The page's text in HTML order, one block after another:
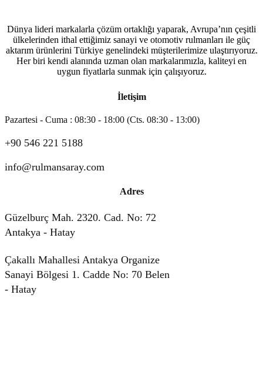
Dünya lideri markalarla çözüm ortaklığı yaparak, Avrupa’nın çeşitli
ülkelerinden ithal ettiğimiz sanayi ve otomotiv rulmanları ile güç
aktarım ürünlerini Türkiye genelindeki müşterilerimize ulaştırıyoruz.
Her biri kendi alanında uzman olan markalarımızla, kaliteyi en
uygun fiyatlarla sunmak için çalışıyoruz.
İletişim
Pazartesi - Cuma : 08:30 - 18:00 (Cts. 08:30 - 13:00)
+90 546 221 5188
info@rulmansaray.com
Adres
Güzelburç Mah. 2320. Cad. No: 72
Antakya - Hatay
Çakallı Mahallesi Antakya Organize
Sanayi Bölgesi 1. Cadde No: 70 Belen
- Hatay